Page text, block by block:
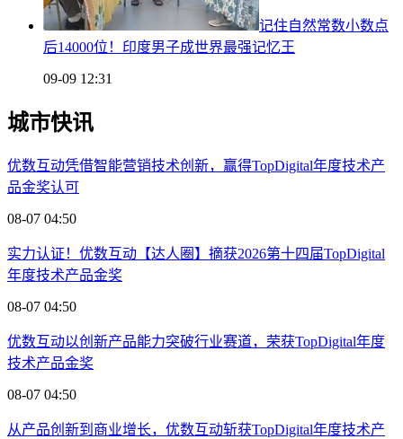
记住自然常数小数点
后14000位！印度男子成世界最强记忆王
09-09 12:31
城市快讯
优数互动凭借智能营销技术创新，赢得TopDigital年度技术产
品金奖认可
08-07 04:50
实力认证！优数互动【达人圈】摘获2026第十四届TopDigital
年度技术产品金奖
08-07 04:50
优数互动以创新产品能力突破行业赛道，荣获TopDigital年度
技术产品金奖
08-07 04:50
从产品创新到商业增长，优数互动斩获TopDigital年度技术产